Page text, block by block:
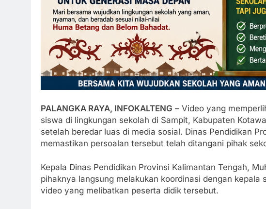
PALANGKA RAYA, INFOKALTENG – Video yang
siswa di lingkungan sekolah di Sampit, Kabupaten
setelah beredar luas di media sosial. Dinas Pendidikan
memastikan persoalan tersebut telah ditangani pihak
Kepala Dinas Pendidikan Provinsi Kalimantan Tengah,
pihaknya langsung melakukan koordinasi dengan kepala
video yang melibatkan peserta didik tersebut.